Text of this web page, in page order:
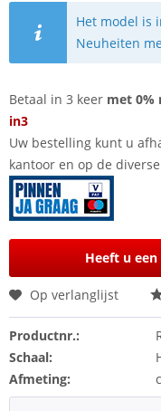
Het model is
Neuheiten
Betaal in 3 keer met 0%
in3
Uw bestelling kunt u
kantoor en op de
Heeft u
Op verlanglijst
Productnr.:
Schaal:
Afmeting: